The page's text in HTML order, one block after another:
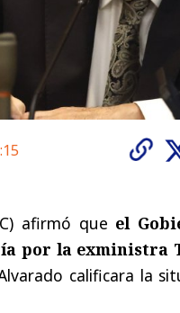
afirmó que el
por la exministra
calificara la